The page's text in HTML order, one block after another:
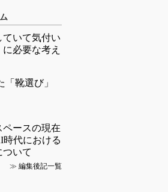
ていて気付い
必要な考え
靴選び」
ペースの現在
代における
ついて
≫ 編集後記一覧